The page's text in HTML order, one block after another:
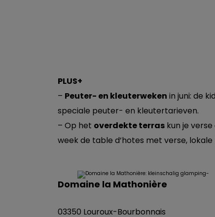
PLUS+
– Peuter- en kleuterweken in juni: de
speciale peuter- en kleutertarieven.
– Op het overdekte terras kun je
week de table d’hotes met verse,
Domaine la Mathonière
03350 Louroux-Bourbonnais